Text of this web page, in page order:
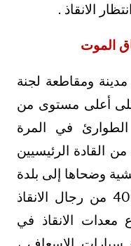
الانقاذ .
ومقاطعة لجنة
على أعلى مستوى من
في المرة
القادة الرئيسيين
وضحاها إلى بلدة
القيادة والتنسيق . أكثر من 400 من رجال الانقاذ
معدات الانقاذ في